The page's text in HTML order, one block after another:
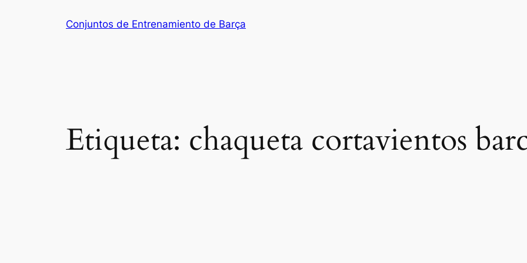
Conjuntos de Entrenamiento de Barça
Etiqueta: chaqueta cortavientos